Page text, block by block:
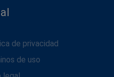
de privacidad
de uso